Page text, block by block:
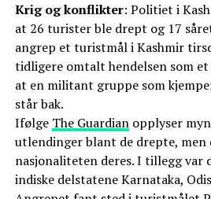
Krig og konflikter: Politiet i
at 26 turister ble drept og 17
angrep et turistmål i Kashmir
tidligere omtalt hendelsen som
at en militant gruppe som
står bak.
Ifølge The Guardianopplyser
utlendinger blant de drepte, men
nasjonaliteten deres. I tillegg var
indiske delstatene Karnataka,